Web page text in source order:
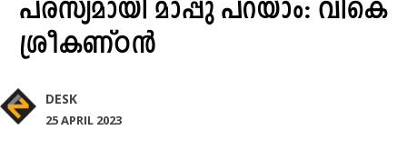
പരസ്യമായി മാപ്പു പറയാം: വികെ
ശ്രീകണ്ഠൻ
DESK
25 APRIL 2023